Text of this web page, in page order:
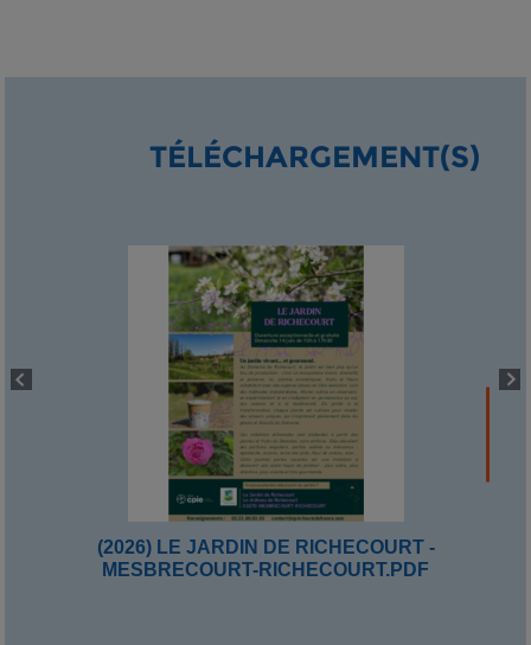
TÉLÉCHARGEMENT(S)
(2026) LE JARDIN DE RICHECOURT -
MESBRECOURT-RICHECOURT.PDF